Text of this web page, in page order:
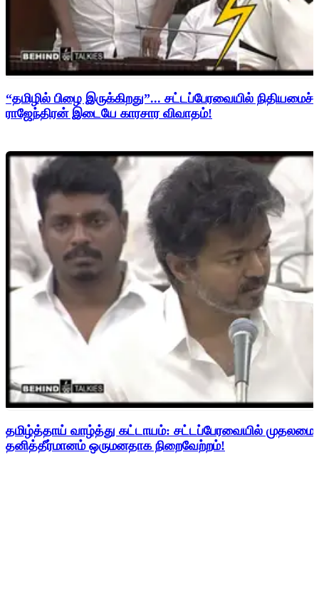
“தமிழில் பிழை இருக்கிறது”... சட்டப்பேரவையில்
ராஜேந்திரன் இடையே காரசார விவாதம்!
தமிழ்த்தாய் வாழ்த்து கட்டாயம்: சட்டப்பேரவையில்
தனித்தீர்மானம் ஒருமனதாக நிறைவேற்றம்!